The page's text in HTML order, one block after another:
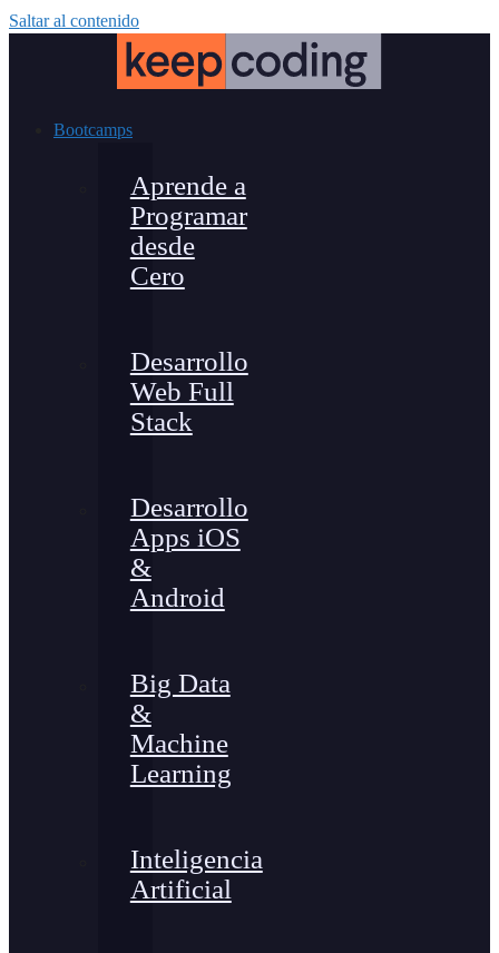
Saltar al contenido
Bootcamps
Aprende a
Programar
desde
Cero
Desarrollo
Web Full
Stack
Desarrollo
Apps iOS
&
Android
Big Data
&
Machine
Learning
Inteligencia
Artificial